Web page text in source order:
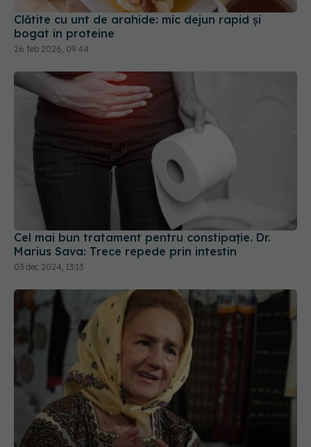
Cel mai bun tratament pentru constipație. Dr.
Marius Sava: Trece repede prin intestin
03 dec 2024, 13:13
Ingredientul care întărește murăturile. Sofia
Vicoveanca: Este nelipsit! Îi dă culoare și
dulceață
24 sep 2024, 10:53